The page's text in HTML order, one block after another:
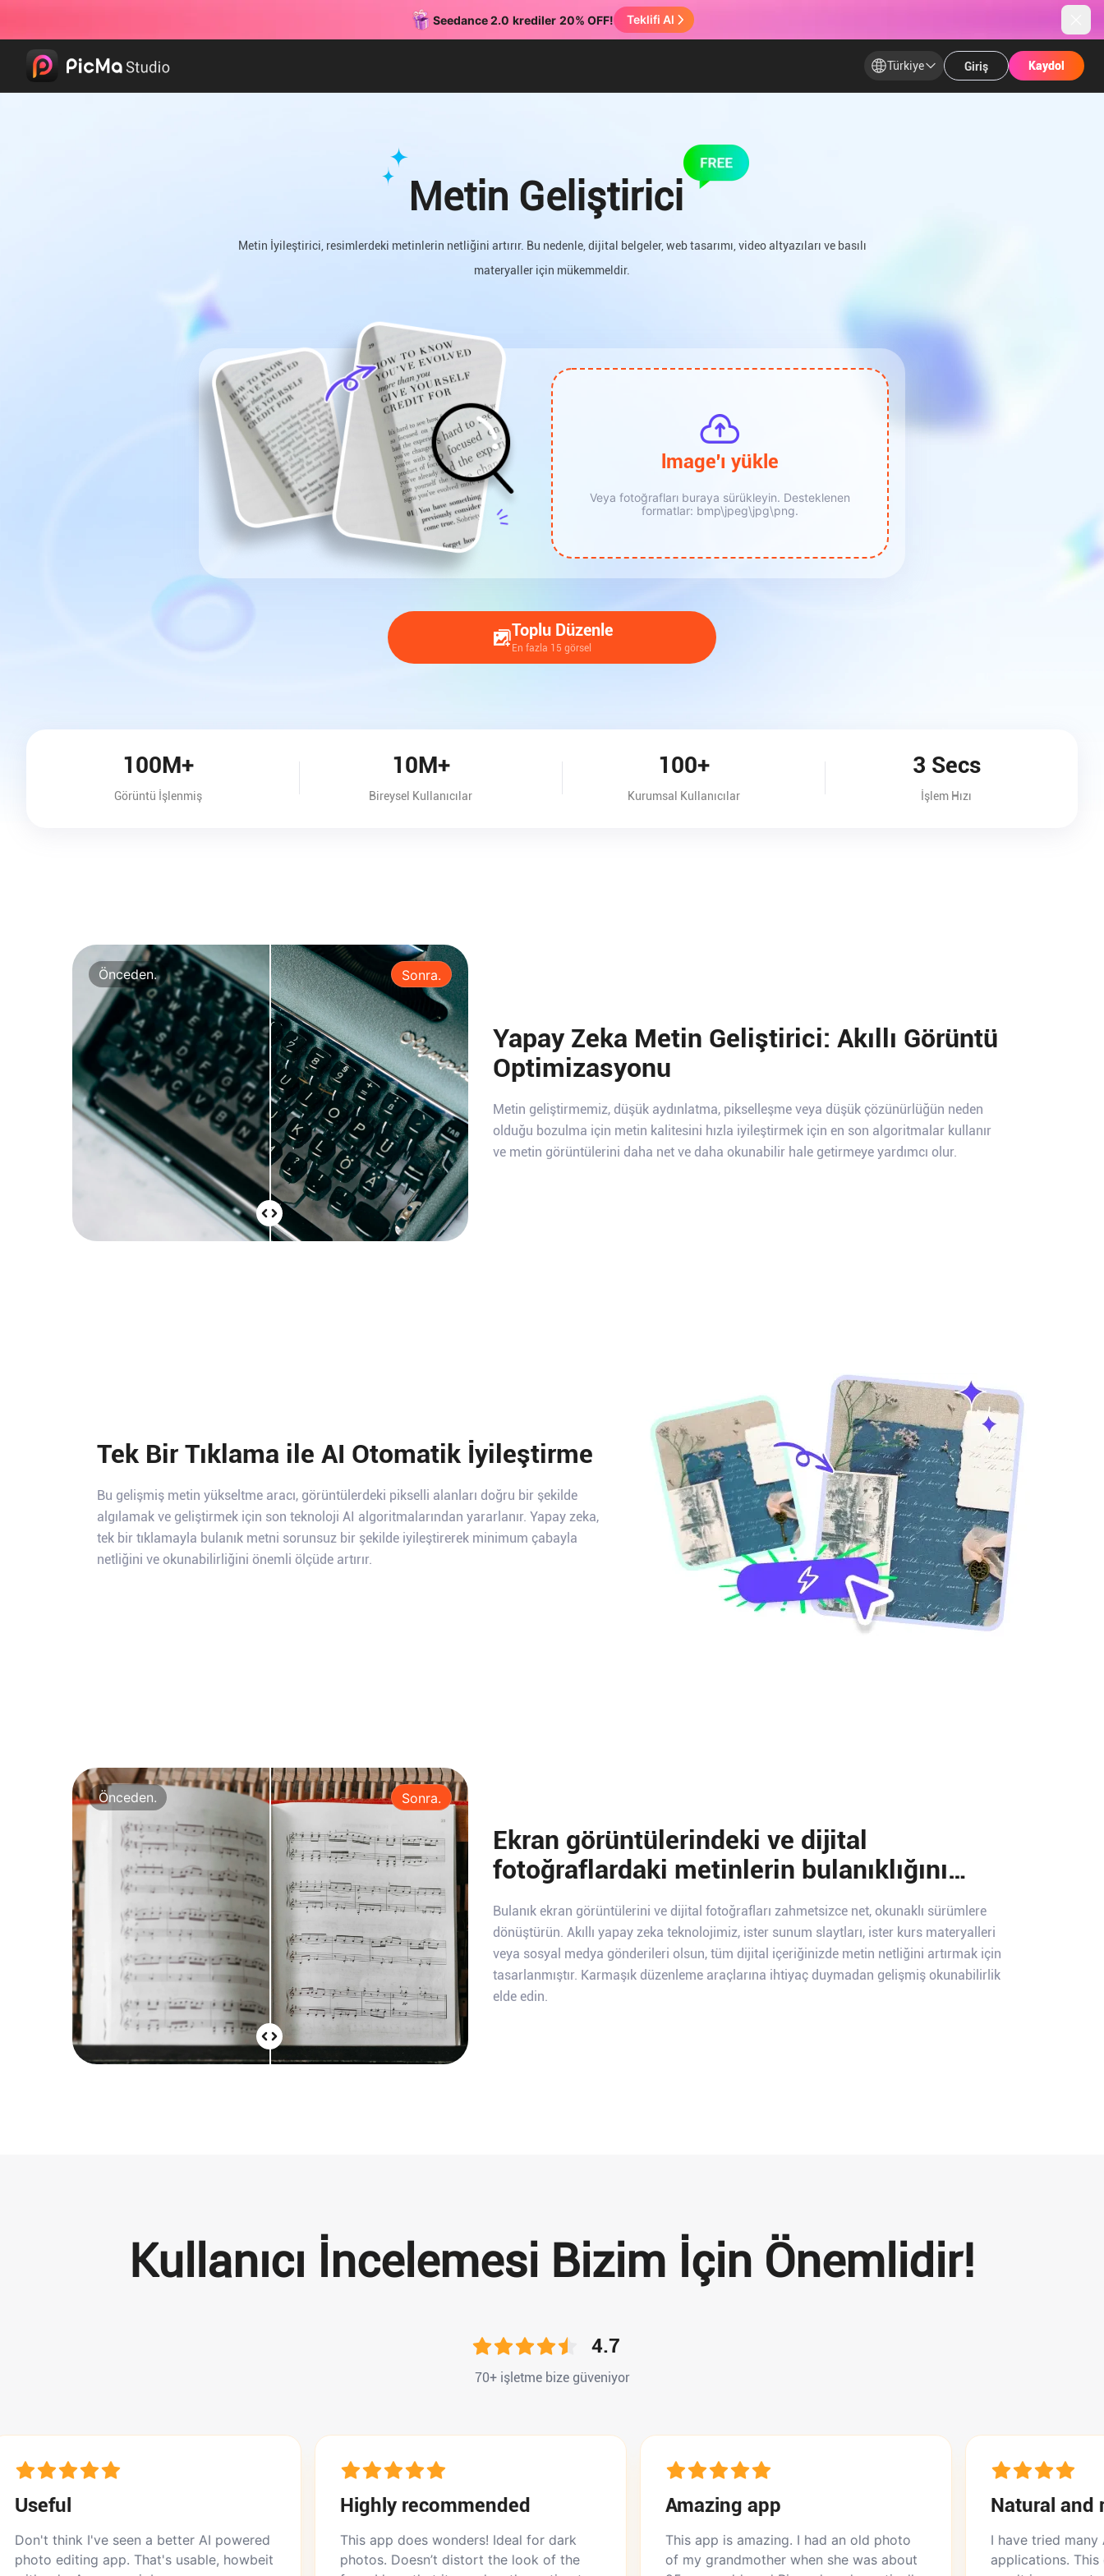
Türkiye Giriş ​​Kaydol​
​​Kaydol​
Metin Geliştirici
Metin İyileştirici, resimlerdeki metinlerin netliğini artırır. Bu nedenle, dijital belgeler, web tasarımı, video altyazıları ve basılı
materyaller için mükemmeldir.
lmage'ı yükle
Veya fotoğrafları buraya sürükleyin. Desteklenen
formatlar: bmp\jpeg\jpg\png.
Yeni Yükleme
Toplu Düzenle
En fazla 15 görsel
100M+
Görüntü İşlenmiş
10M+
Bireysel Kullanıcılar
100+
Kurumsal Kullanıcılar
3 Secs
İşlem Hızı
Önceden. Sonra.
Yapay Zeka Metin Geliştirici: Akıllı Görüntü
Optimizasyonu
Metin geliştirmemiz, düşük aydınlatma, pikselleşme veya düşük çözünürlüğün neden
olduğu bozulma için metin kalitesini hızla iyileştirmek için en son algoritmalar kullanır
ve metin görüntülerini daha net ve daha okunabilir hale getirmeye yardımcı olur.
Tek Bir Tıklama ile AI Otomatik İyileştirme
Bu gelişmiş metin yükseltme aracı, görüntülerdeki pikselli alanları doğru bir şekilde
algılamak ve geliştirmek için son teknoloji AI algoritmalarından yararlanır. Yapay zeka,
tek bir tıklamayla bulanık metni sorunsuz bir şekilde iyileştirerek minimum çabayla
netliğini ve okunabilirliğini önemli ölçüde artırır.
Önceden. Sonra.
Ekran görüntülerindeki ve dijital
fotoğraflardaki metinlerin bulanıklığını
zahmetsizce kaldırın
Bulanık ekran görüntülerini ve dijital fotoğrafları zahmetsizce net, okunaklı sürümlere
dönüştürün. Akıllı yapay zeka teknolojimiz, ister sunum slaytları, ister kurs materyalleri
veya sosyal medya gönderileri olsun, tüm dijital içeriğinizde metin netliğini artırmak için
tasarlanmıştır. Karmaşık düzenleme araçlarına ihtiyaç duymadan gelişmiş okunabilirlik
elde edin.
Kullanıcı İncelemesi Bizim İçin Önemlidir!
4.7
70+ işletme bize güveniyor
I've seen a better AI powered
app. That's usable, howbeit
Highly recommended
This app does wonders! Ideal for dark
photos. Doesn’t distort the look of the
Amazing app
This app is amazing. I had an old photo
of my grandmother when she was about
Natural and realistic
I have tried many AI photo
applications. This one is the
Seedance 2.0 krediler 20% OFF! Teklifi Al